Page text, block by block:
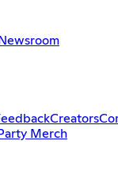
Newsroom
Creators
Merch